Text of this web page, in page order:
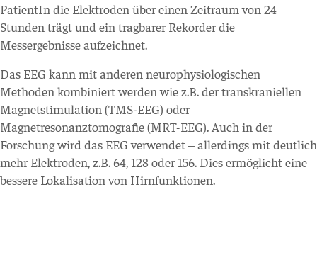
PatientIn die Elektroden über einen Zeitraum von 24
Stunden trägt und ein tragbarer Rekorder die
Messergebnisse aufzeichnet.
Das EEG kann mit anderen neurophysiologischen
Methoden kombiniert werden wie z.B. der transkraniellen
Magnetstimulation (TMS-EEG) oder
Magnetresonanztomografie (MRT-EEG). Auch in der
Forschung wird das EEG verwendet – allerdings mit deutlich
mehr Elektroden, z.B. 64, 128 oder 156. Dies ermöglicht eine
bessere Lokalisation von Hirnfunktionen.